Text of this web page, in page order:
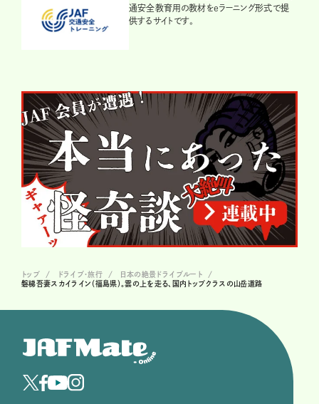
通安全教育用の教材をeラーニング形式で提
供するサイトです。
トップ ドライブ･旅行
日本の絶景ドライブルート
磐梯吾妻スカイライン（福島県）。雲の上を走る、国内トップクラスの山岳道路